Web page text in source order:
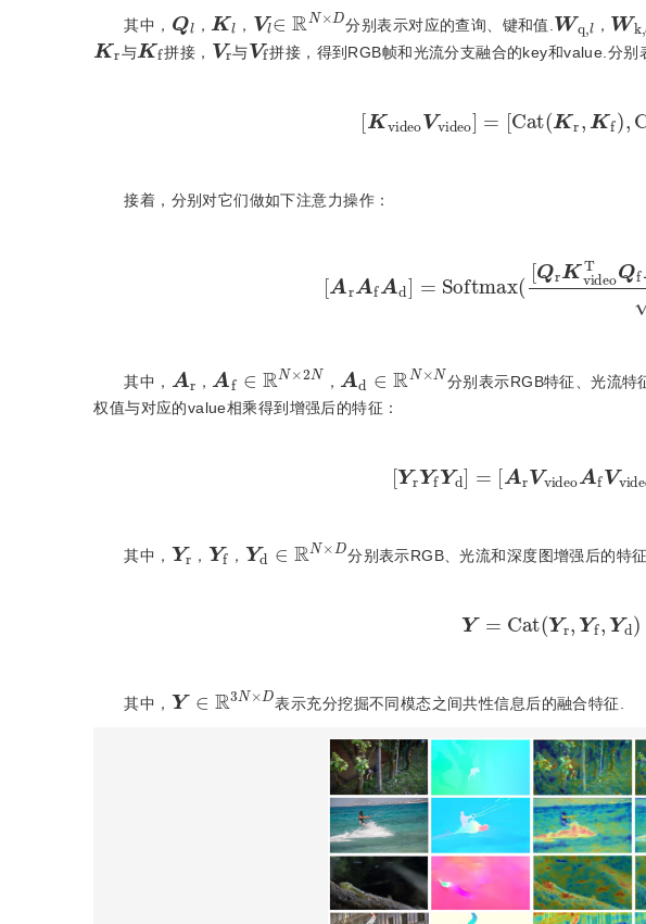
其中，
Ql
，
Kl
，
Vl R N×D
分别表示对应的查询、键和值.
Wq
，
Wk
Kr
与
Kf
拼接，
Vr
与
Vf
拼接，得到RGB帧和光流分支融合的key和value.分别
[K deo vi o]=[Cat( r,K f) C
接着，分别对它们做如下注意力操作：
vid eoT Kv
其中，
Ar
，
A RN×2N
，
A RN×N
分别表示RGB特征、光流特
权值与对应的value相乘得到增强后的特征：
[YrYfYd ] r V vide fV vid
其中，
Yr
，
Yf
，
Yd RN×D
分别表示RGB、光流和深度图增强后的特
Y Cat(Yr, Yf,Y d)
其中，
Y∈ R3N×D
表示充分挖掘不同模态之间共性信息后的融合特征.